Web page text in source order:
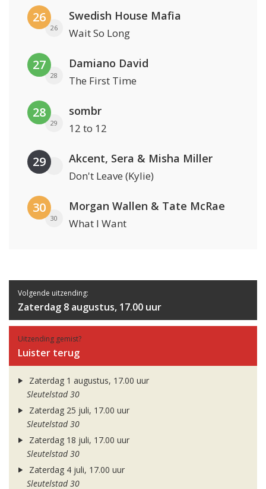
26
26
Swedish House Mafia
Wait So Long
27
28
Damiano David
The First Time
28
29
sombr
12 to 12
29 Akcent, Sera & Misha Miller
Don't Leave (Kylie)
30
30
Morgan Wallen & Tate McRae
What I Want
Volgende uitzending:
Zaterdag 8 augustus, 17.00 uur
Uitzending gemist?
Luister terug
Zaterdag 1 augustus, 17.00 uur
Sleutelstad 30
Zaterdag 25 juli, 17.00 uur
Sleutelstad 30
Zaterdag 18 juli, 17.00 uur
Sleutelstad 30
Zaterdag 4 juli, 17.00 uur
Sleutelstad 30